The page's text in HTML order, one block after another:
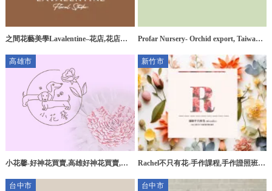
之間花藝美學Lavalentine–花店,花店推
Profar Nursery- Orchid export, Taiwan
高雄市
小花馨-好神花買賣,高雄好神花買賣,左
新竹市
Rachel不只有花-手作課程,手作證照班,
台中市
台中市